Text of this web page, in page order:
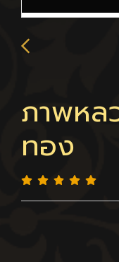
ภาพหล
ทอง